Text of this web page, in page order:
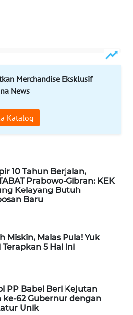
Merchandise Eksklusif
News
Katalog
10 Tahun Berjalan,
Prabowo-Gibran: KEK
Kelayang Butuh
Baru
Miskin, Malas Pula! Yuk
Terapkan 5 Hal Ini
PP Babel Beri Kejutan
ke-62 Gubernur dengan
Unik